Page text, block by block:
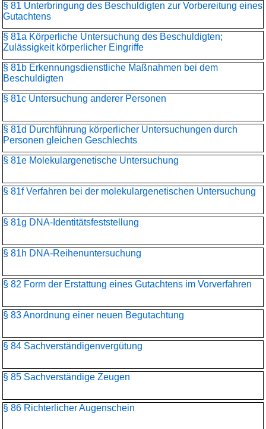
§ 81 Unterbringung des Beschuldigten zur Vorbereitung eines
Gutachtens
§ 81a Körperliche Untersuchung des Beschuldigten;
Zulässigkeit körperlicher Eingriffe
§ 81b Erkennungsdienstliche Maßnahmen bei dem
Beschuldigten
§ 81c Untersuchung anderer Personen
§ 81d Durchführung körperlicher Untersuchungen durch
Personen gleichen Geschlechts
§ 81e Molekulargenetische Untersuchung
§ 81f Verfahren bei der molekulargenetischen Untersuchung
§ 81g DNA-Identitätsfeststellung
§ 81h DNA-Reihenuntersuchung
§ 82 Form der Erstattung eines Gutachtens im Vorverfahren
§ 83 Anordnung einer neuen Begutachtung
§ 84 Sachverständigenvergütung
§ 85 Sachverständige Zeugen
§ 86 Richterlicher Augenschein